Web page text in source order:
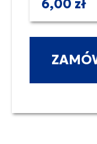
6,00 zł